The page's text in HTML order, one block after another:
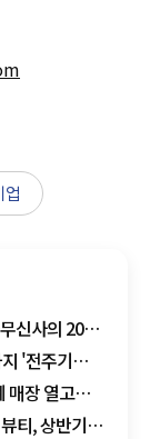
업
신사의 20년
'전주기
매장 열고
티, 상반기